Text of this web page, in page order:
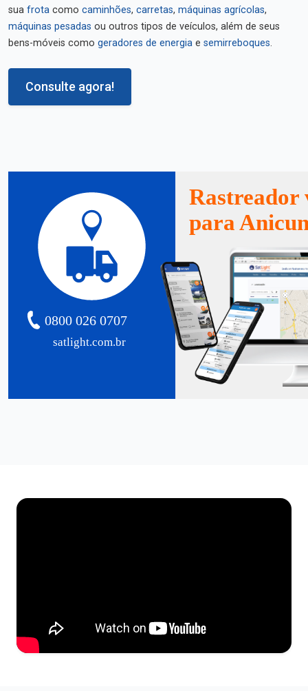
sua frota como caminhões, carretas, máquinas agrícolas,
máquinas pesadas ou outros tipos de veículos, além de seus
bens-móveis como geradores de energia e semirreboques.
Consulte agora!
satlight.com.br
0800 026 0707
Rastreador
para